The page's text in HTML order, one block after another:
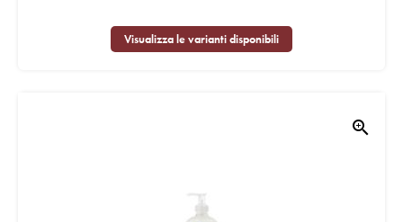
Visualizza le varianti disponibili
zoom_in